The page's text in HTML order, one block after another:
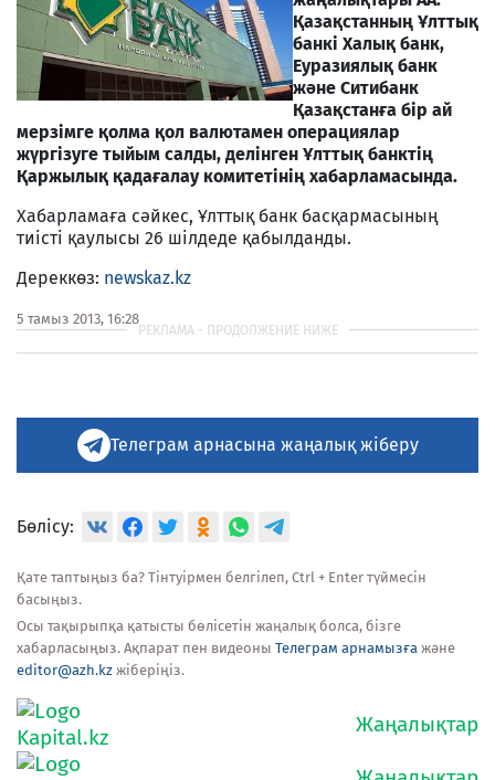
Қазақстанның Ұлттық
банкі Халық банк,
Еуразиялық банк
және Ситибанк
Қазақстанға бір ай
мерзімге қолма қол валютамен операциялар
жүргізуге тыйым салды, делінген Ұлттық банктің
Қаржылық қадағалау комитетінің хабарламасында.
Хабарламаға сәйкес, Ұлттық банк басқармасының
тиісті қаулысы 26 шілдеде қабылданды.
Дереккөз: newskaz.kz
5 тамыз 2013, 16:28
Телеграм арнасына жаңалық жіберу
Бөлісу:
Қате таптыңыз ба? Тінтуірмен белгілеп, Ctrl + Enter түймесін
басыңыз.
Осы тақырыпқа қатысты бөлісетін жаңалық болса, бізге
хабарласыңыз. Ақпарат пен видеоны Телеграм арнамызға және
editor@azh.kz жіберіңіз.